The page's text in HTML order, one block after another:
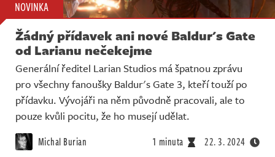
NOVINKA
Žádný přídavek ani nové Baldur's Gate
od Larianu nečekejme
Generální ředitel Larian Studios má špatnou zprávu
pro všechny fanoušky Baldur's Gate 3, kteří touží po
přídavku. Vývojáři na něm původně pracovali, ale to
pouze kvůli pocitu, že ho musejí udělat.
Michal Burian 1 minuta 22. 3. 2024